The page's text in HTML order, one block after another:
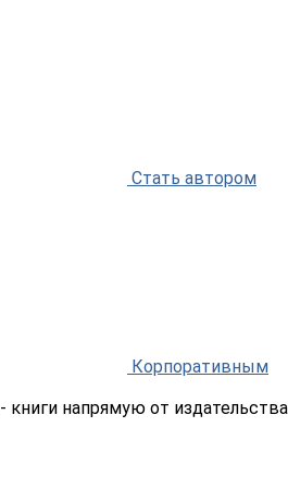
Стать автором
Корпоративным
- книги напрямую от издательства